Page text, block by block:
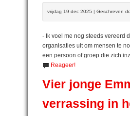
vrijdag 19 dec 2025 | Geschreven
- Ik voel me nog steeds vereerd
organisaties uit om mensen te
een persoon of groep die zich
Reageer!
Vier jonge
verrassing in